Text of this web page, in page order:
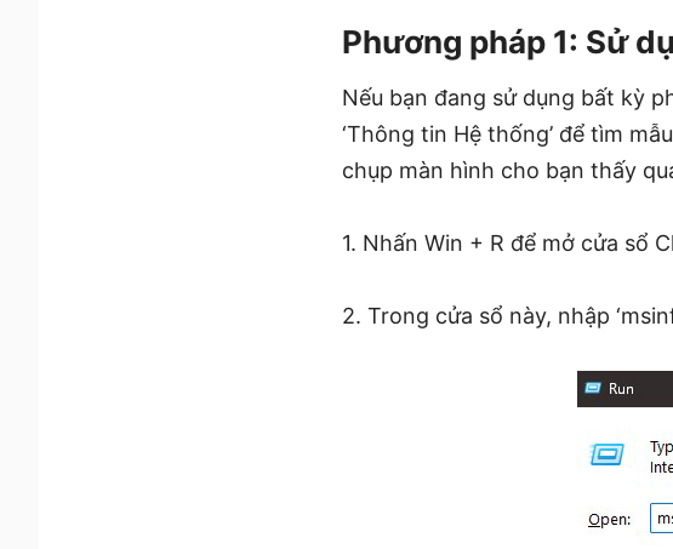
Phương pháp 1: Sử
Nếu bạn đang sử dụng bất kỳ
‘Thông tin Hệ thống’ để tìm
chụp màn hình cho bạn thấy
1. Nhấn Win + R để mở cửa sổ
2. Trong cửa sổ này, nhập